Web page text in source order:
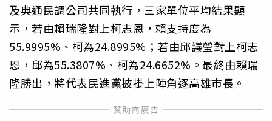
及典通民調公司共同執行，三家單位平均結果顯
示，若由賴瑞隆對上柯志恩，賴支持度為
55.9995%、柯為24.8995%；若由邱議瑩對上柯志
恩，邱為55.3807%、柯為24.6652%。最終由賴瑞
隆勝出，將代表民進黨披掛上陣角逐高雄市長。